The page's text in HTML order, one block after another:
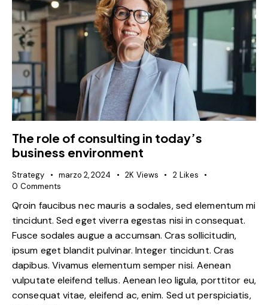
The role of consulting in today’s
business environment
Strategy marzo 2, 2024 2K Views 2 Likes
0 Comments
Qroin faucibus nec mauris a sodales, sed elementum mi
tincidunt. Sed eget viverra egestas nisi in consequat.
Fusce sodales augue a accumsan. Cras sollicitudin,
ipsum eget blandit pulvinar. Integer tincidunt. Cras
dapibus. Vivamus elementum semper nisi. Aenean
vulputate eleifend tellus. Aenean leo ligula, porttitor eu,
consequat vitae, eleifend ac, enim. Sed ut perspiciatis,